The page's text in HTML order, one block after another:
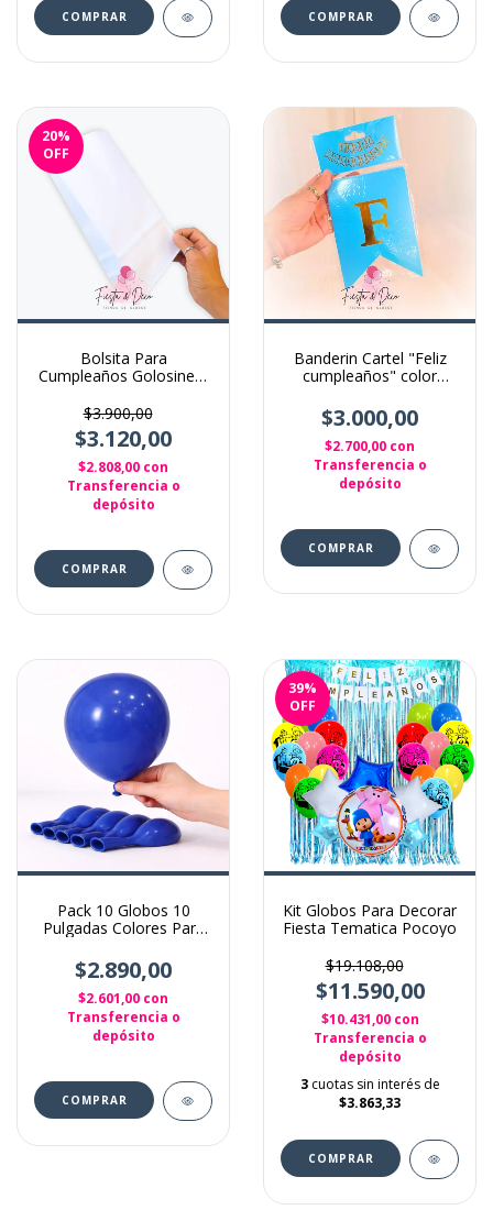
20%
OFF
Bolsita Para
Cumpleaños Golosinera
Blanco
$3.900,00
$3.120,00
$2.808,00 con
Transferencia o
depósito
Banderin Cartel "Feliz
cumpleaños" color
$3.000,00
$2.700,00 con
Transferencia o
depósito
Pack 10 Globos 10
Pulgadas Colores Para
$2.890,00
$2.601,00 con
Transferencia o
depósito
39%
OFF
Kit Globos Para Decorar
Fiesta Tematica Pocoyo
$19.108,00
$11.590,00
$10.431,00 con
Transferencia o
depósito
3 cuotas sin interés de
$3.863,33